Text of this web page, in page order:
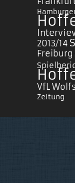
2013/14
Freiburg
VfL
Zeitung